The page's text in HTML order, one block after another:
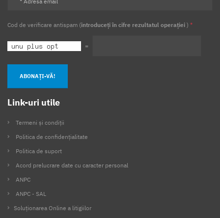
Cod de verificare antispam (introduceți în cifre rezultatul operației ) *
=
ABONAȚI-VĂ!
Link-uri utile
Termeni și condiții
Politica de confidențialitate
Politica de suport
Acord prelucrare date cu caracter personal
ANPC
ANPC - SAL
Soluționarea Online a litigiilor